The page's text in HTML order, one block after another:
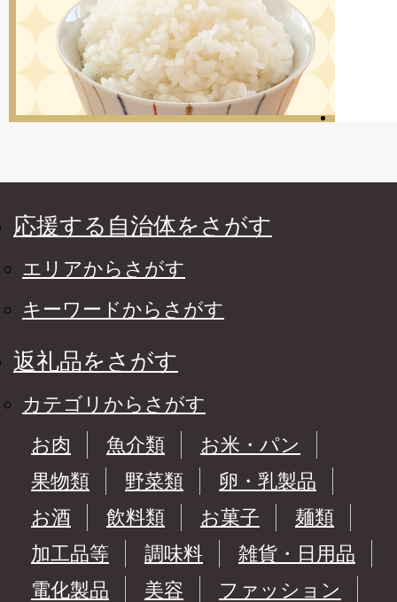
応援する自治体をさがす
エリアからさがす
キーワードからさがす
返礼品をさがす
カテゴリからさがす
お肉
魚介類
お米・パン
果物類
野菜類
卵・乳製品
お酒
飲料類 お菓子
麺類
加工品等
調味料
雑貨・日用品
電化製品
美容
ファッション